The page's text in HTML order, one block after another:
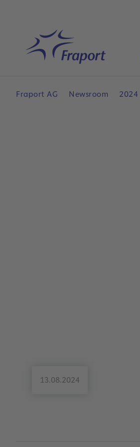
Startseite
Fraport AG Newsroom 2024
13.08.2024